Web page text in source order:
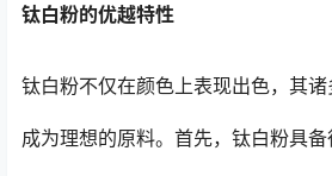
钛白粉的优越特性
钛白粉不仅在颜色上表现出色，其
成为理想的原料。首先，钛白粉具